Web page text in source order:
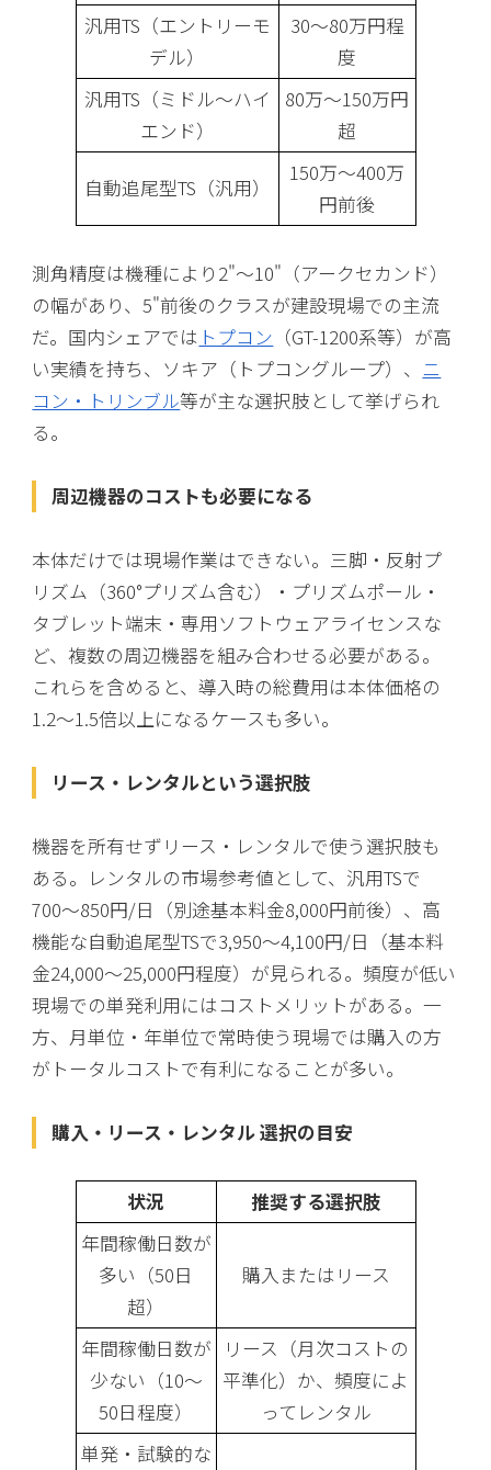
汎用TS（エントリーモ
デル）
30〜80万円程
度
汎用TS（ミドル〜ハイ
エンド）
80万〜150万円
超
自動追尾型TS（汎用）
150万〜400万
円前後
測角精度は機種により2"〜10"（アークセカンド）
の幅があり、5"前後のクラスが建設現場での主流
だ。国内シェアでは トプコン （GT-1200系等）が高
い実績を持ち、ソキア（トプコングループ）、 ニ
コン・トリンブル等が主な選択肢として挙げられ
る。
周辺機器のコストも必要になる
本体だけでは現場作業はできない。三脚・反射プ
リズム（360°プリズム含む）・プリズムポール・
タブレット端末・専用ソフトウェアライセンスな
ど、複数の周辺機器を組み合わせる必要がある。
これらを含めると、導入時の総費用は本体価格の
1.2〜1.5倍以上になるケースも多い。
リース・レンタルという選択肢
機器を所有せずリース・レンタルで使う選択肢も
ある。レンタルの市場参考値として、汎用TSで
700〜850円/日（別途基本料金8,000円前後）、高
機能な自動追尾型TSで3,950〜4,100円/日（基本料
金24,000〜25,000円程度）が見られる。頻度が低い
現場での単発利用にはコストメリットがある。一
方、月単位・年単位で常時使う現場では購入の方
がトータルコストで有利になることが多い。
購入・リース・レンタル 選択の目安
状況
推奨する選択肢
年間稼働日数が
多い（50日
超）
購入またはリース
年間稼働日数が
少ない（10〜
50日程度）
リース（月次コストの
平準化）か、頻度によ
ってレンタル
単発・試験的な